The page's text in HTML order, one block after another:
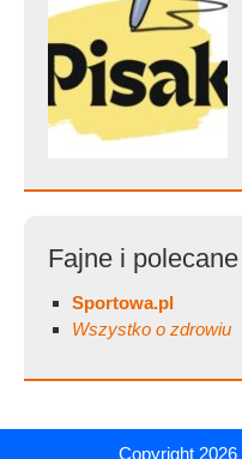
Fajne i polecane
Sportowa.pl
Wszystko o zdrowiu
Copyright 2026